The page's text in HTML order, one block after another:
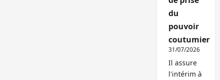
du
pouvoir
coutumier
31/07/2026
Il assure
l'intérim à